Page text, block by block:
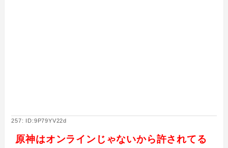
257: ID:9P79YV22d
原神はオンラインじゃないから許されてる